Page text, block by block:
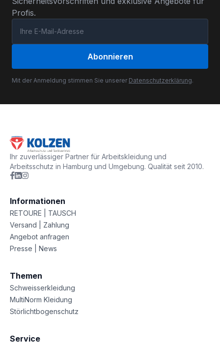
Profis.
Abonnieren
Mit der Anmeldung stimmen Sie unserer Datenschutzerklärung.
Ihr zuverlässiger Partner für Arbeitskleidung und
Arbeitsschutz in Hamburg und Umgebung. Qualität seit 2010.
Informationen
RETOURE | TAUSCH
Versand | Zahlung
Angebot anfragen
Presse | News
Themen
Schweisserkleidung
MultiNorm Kleidung
Störlichtbogenschutz
Service